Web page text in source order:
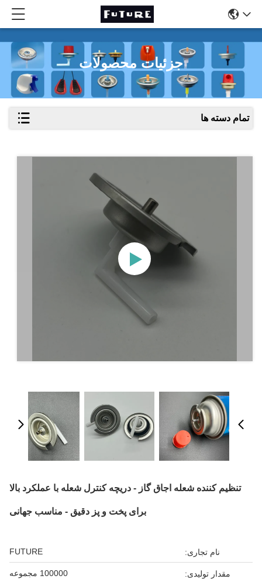
جزئیات محصولات
تمام دسته ها
تنظیم کننده شعله اجاق گاز - دریچه کنترل شعله با عملکرد بالا
برای پخت و پز دقیق - مناسب جهانی
نام تجاری: FUTURE
مقدار تولیدی: 100000 مجموعه